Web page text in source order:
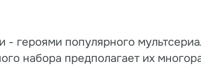
популярного
набора предполагает их